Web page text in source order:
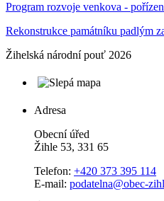
Program rozvoje venkova -
Rekonstrukce památníku padlým
Žihelská národní pouť 2026
Adresa
Obecní úřed
Žihle 53, 331 65
Telefon: +420 373 395 114
E-mail: podatelna@obec-